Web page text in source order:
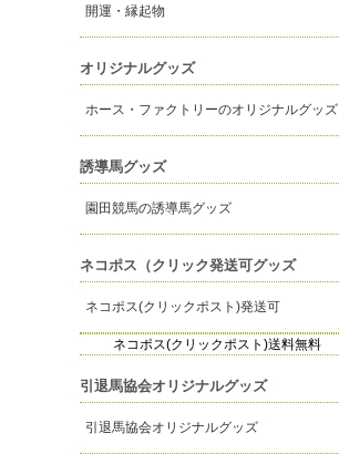
開運・縁起物
オリジナルグッズ
ホース・ファクトリーのオリジナルグッズ
誘導馬グッズ
園田競馬の誘導馬グッズ
ネコポス（クリック発送可グッズ
ネコポス(クリックポスト)発送可
ネコポス(クリックポスト)送料無料
引退馬協会オリジナルグッズ
引退馬協会オリジナルグッズ